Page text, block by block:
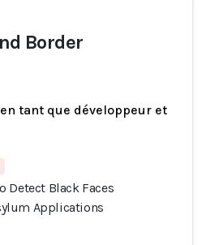
Border
tant que développeur et
Detect Black Faces
Applications